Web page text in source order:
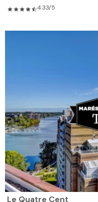
4.33/5
Le Quatre Cent